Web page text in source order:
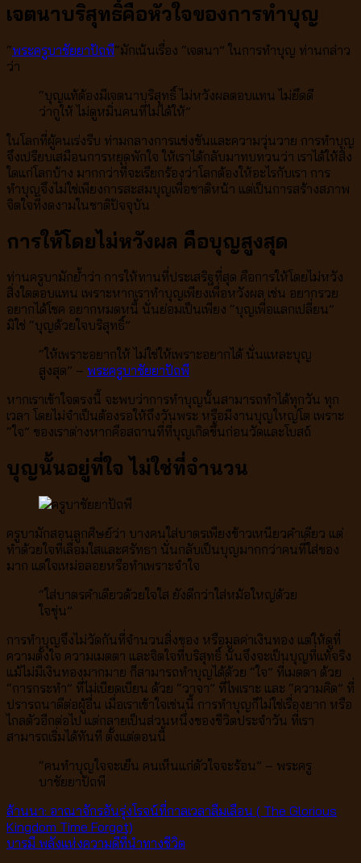
เจตนาบริสุทธิ์คือหัวใจของการทำบุญ
“พระครูบาชัยยาปัถพี“มักเน้นเรื่อง “เจตนา” ในการทำบุญ ท่านกล่าว
ว่า
“บุญแท้ต้องมีเจตนาบริสุทธิ์ ไม่หวังผลตอบแทน ไม่ยึดดี
ว่ากูให้ ไม่ดูหมิ่นคนที่ไม่ได้ให้”
ในโลกที่ผู้คนเร่งรีบ ท่ามกลางการแข่งขันและความวุ่นวาย การทำบุญ
จึงเปรียบเสมือนการหยุดพักใจ ให้เราได้กลับมาทบทวนว่า เราได้ให้สิ่ง
ใดแก่โลกบ้าง มากกว่าที่จะเรียกร้องว่าโลกต้องให้อะไรกับเรา การ
ทำบุญจึงไม่ใช่เพียงการสะสมบุญเพื่อชาติหน้า แต่เป็นการสร้างสภาพ
จิตใจที่งดงามในชาติปัจจุบัน
การให้โดยไม่หวังผล คือบุญสูงสุด
ท่านครูบามักย้ำว่า การให้ทานที่ประเสริฐที่สุด คือการให้โดยไม่หวัง
สิ่งใดตอบแทน เพราะหากเราทำบุญเพียงเพื่อหวังผล เช่น อยากรวย
อยากได้โชค อยากหมดหนี้ นั่นย่อมเป็นเพียง “บุญเพื่อแลกเปลี่ยน”
มิใช่ “บุญด้วยใจบริสุทธิ์”
“ให้เพราะอยากให้ ไม่ใช่ให้เพราะอยากได้ นั่นแหละบุญ
สูงสุด” – พระครูบาชัยยาปัถพี
หากเราเข้าใจตรงนี้ จะพบว่าการทำบุญนั้นสามารถทำได้ทุกวัน ทุก
เวลา โดยไม่จำเป็นต้องรอให้ถึงวันพระ หรือมีงานบุญใหญ่โต เพราะ
“ใจ” ของเราต่างหากคือสถานที่ที่บุญเกิดขึ้นก่อนวัดและโบสถ์
บุญนั้นอยู่ที่ใจ ไม่ใช่ที่จำนวน
ครูบามักสอนลูกศิษย์ว่า บางคนใส่บาตรเพียงข้าวเหนียวคำเดียว แต่
ทำด้วยใจที่เลื่อมใสและศรัทธา นั่นกลับเป็นบุญมากกว่าคนที่ใส่ของ
มาก แต่ใจเหม่อลอยหรือทำเพราะจำใจ
“ใส่บาตรคำเดียวด้วยใจใส ยังดีกว่าใส่หม้อใหญ่ด้วย
ใจขุ่น”
การทำบุญจึงไม่วัดกันที่จำนวนสิ่งของ หรือมูลค่าเงินทอง แต่ให้ดูที่
ความตั้งใจ ความเมตตา และจิตใจที่บริสุทธิ์ นั่นจึงจะเป็นบุญที่แท้จริง
แม้ไม่มีเงินทองมากมาย ก็สามารถทำบุญได้ด้วย “ใจ” ที่เมตตา ด้วย
“การกระทำ” ที่ไม่เบียดเบียน ด้วย “วาจา” ที่ไพเราะ และ “ความคิด” ที่
ปรารถนาดีต่อผู้อื่น เมื่อเราเข้าใจเช่นนี้ การทำบุญก็ไม่ใช่เรื่องยาก หรือ
ไกลตัวอีกต่อไป แต่กลายเป็นส่วนหนึ่งของชีวิตประจำวัน ที่เรา
สามารถเริ่มได้ทันที ตั้งแต่ตอนนี้
“คนทำบุญใจจะเย็น คนเห็นแก่ตัวใจจะร้อน” – พระครู
บาชัยยาปัถพี
ล้านนา: อาณาจักรอันรุ่งโรจน์ที่กาลเวลาลืมเลือน ( The Glorious
Kingdom Time Forgot)
บารมี พลังแห่งความดีที่นำทางชีวิต